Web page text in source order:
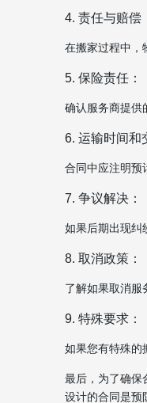
4. 责任与赔偿
在搬家过程中，
5. 保险责任：
确认服务商提供
6. 运输时间和
合同中应注明预
7. 争议解决：
如果后期出现纠
8. 取消政策：
了解如果取消服
9. 特殊要求：
如果您有特殊的
最后，为了确保
设计的合同是预